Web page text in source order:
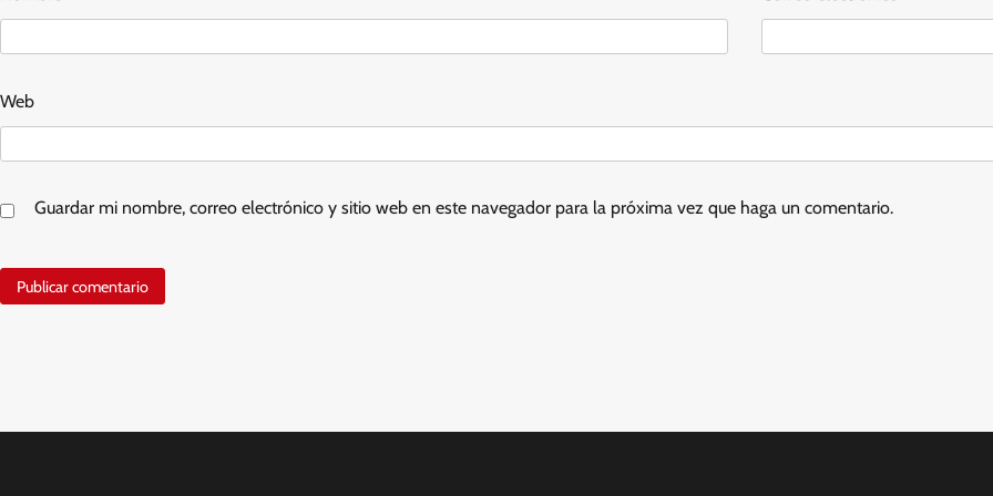
Web
Guardar mi nombre, correo electrónico y sitio web en este navegador para la próxima vez que haga un comentario.